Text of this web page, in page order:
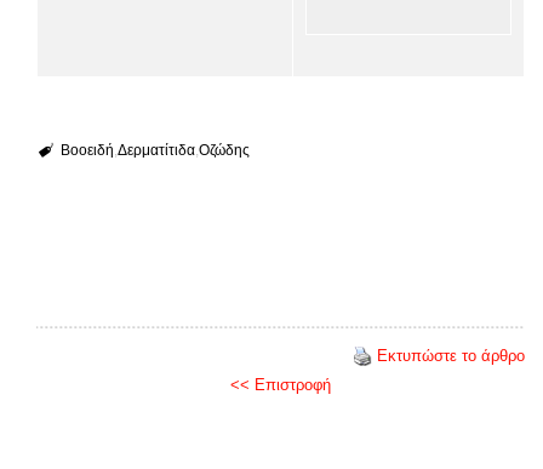
Βοοειδή Δερματίτιδα Οζώδης
Εκτυπώστε το άρθρο
<< Επιστροφή